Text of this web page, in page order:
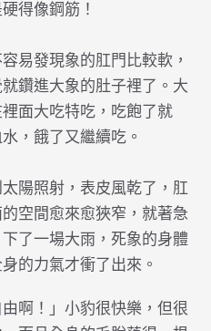
得像鋼筋！
易發現象的肛門比較軟，
鑽進大象的肚子裡了。大
面大吃特吃，吃飽了就
，餓了又繼續吃。
陽照射，表皮風乾了，肛
空間愈來愈狹窄，就著急
了一場大雨，死象的身體
的力氣才衝了出來。
啊！」小豹很快樂，但很